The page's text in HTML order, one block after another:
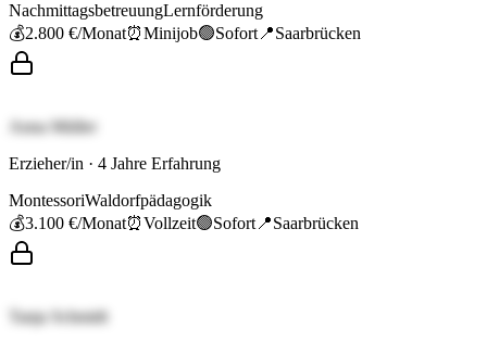
NachmittagsbetreuungLernförderung
💰2.800 €/Monat⏰Minijob🟢Sofort 📍Saarbrücken
Anna Müller
Erzieher/in · 4 Jahre Erfahrung
MontessoriWaldorfpädagogik
💰3.100 €/Monat⏰Vollzeit🟢Sofort 📍Saarbrücken
Tanja Schmidt